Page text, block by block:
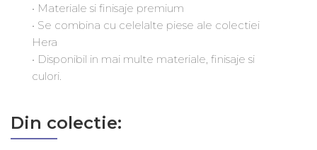
• Materiale si finisaje premium
• Se combina cu celelalte piese ale colectiei
Hera
• Disponibil in mai multe materiale, finisaje si
culori.
Din colectie: